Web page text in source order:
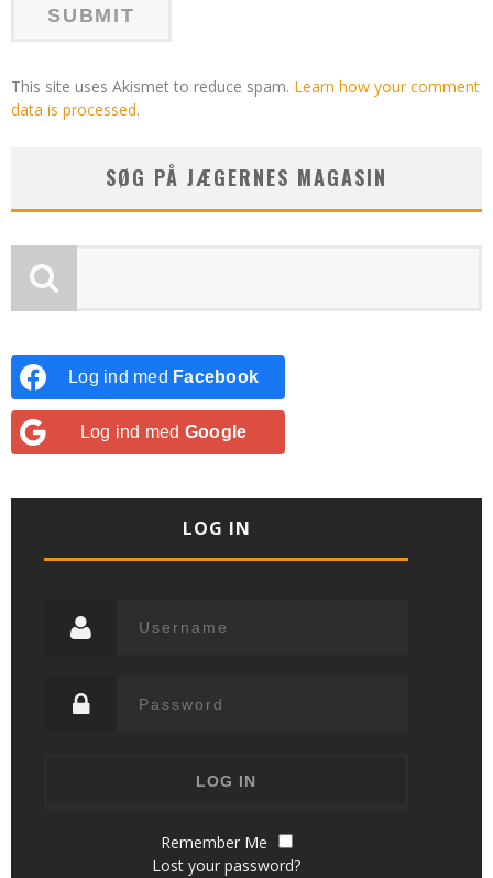
This site uses Akismet to reduce spam. Learn how your comment
data is processed.
SØG PÅ JÆGERNES MAGASIN
Log ind med Facebook
Log ind med Google
LOG IN
Remember Me
Lost your password?